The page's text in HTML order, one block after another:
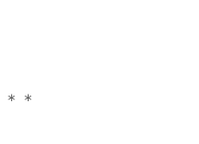
＊